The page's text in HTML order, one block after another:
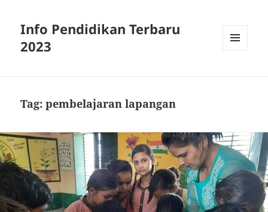
Info Pendidikan Terbaru
2023
Tag:pembelajaran lapangan